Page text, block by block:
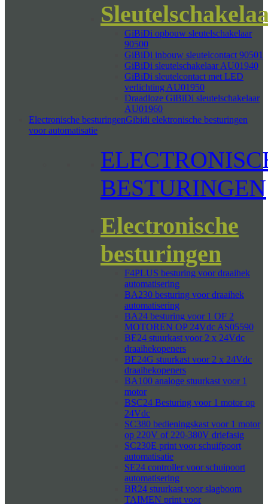
GiBiDi opbouw sleutelschakelaar
90500
GiBiDi inbouw sleutelcontact 90501
GiBiDi sleutelschakelaar AU01940
GiBiDi sleutelcontact met LED
verlichting AU01950
Draadloze GiBiDi sleutelschakelaar
AU01960
Electronische besturingenGibidi elektronische besturingen
voor automatisatie
BESTURINGEN
Electronische
besturingen
F4PLUS besturing voor draaihek
automatisering
BA230 besturing voor draaihek
automatisering
BA24 besturing voor 1 OF 2
MOTOREN OP 24Vdc AS05590
BE24 stuurkast voor 2 x 24Vdc
draaihekopeners
BE24G stuurkast voor 2 x 24Vdc
draaihekopeners
BA100 analoge stuurkast voor 1
motor
BSC24 Besturing voor 1 motor op
24Vdc
SC380 bedieningskast voor 1 motor
op 220V of 220-380V driefasig
SC230E print voor schuifpoort
automatisatie
SE24 controller voor schuipoort
automatisering
BR24 stuurkast voor slagboom
TAIMEN print voor